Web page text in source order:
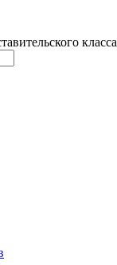
класса